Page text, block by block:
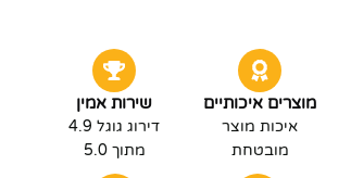
מוצרים איכותיים
איכות מוצר
מובטחת
שירות אמין
דירוג גוגל 4.9
מתוך 5.0